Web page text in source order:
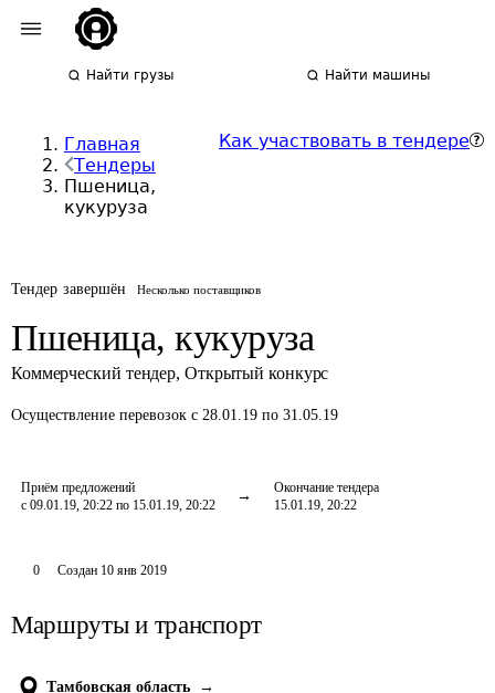
Найти грузы Найти машины
Главная
Тендеры
Пшеница,
кукуруза
Как участвовать в тендере
Тендер завершён Несколько поставщиков
Пшеница, кукуруза
Коммерческий тендер, Открытый конкурс
Осуществление перевозок с 28.01.19 по 31.05.19
Приём предложений
с 09.01.19, 20:22 по 15.01.19, 20:22
Окончание тендера
15.01.19, 20:22
0 Создан 10 янв 2019
Маршруты и транспорт
Тамбовская область
→